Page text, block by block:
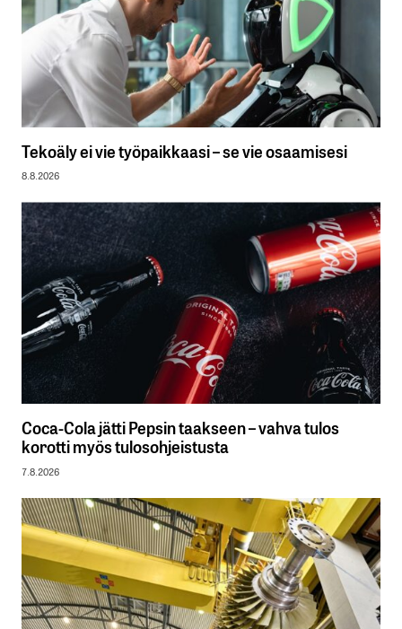
Tekoäly ei vie työpaikkaasi – se vie osaamisesi
8.8.2026
Coca-Cola jätti Pepsin taakseen – vahva tulos
korotti myös tulosohjeistusta
7.8.2026